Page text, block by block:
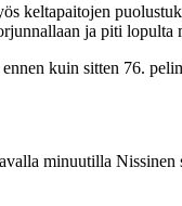
keltapaitojen
ja piti lopulta
kuin sitten 76.
minuutilla Nissinen